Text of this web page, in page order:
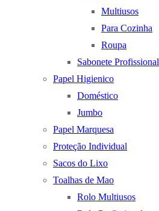
Multiusos
Para Cozinha
Roupa
Sabonete Profissional
Papel Higienico
Doméstico
Jumbo
Papel Marquesa
Proteção Individual
Sacos do Lixo
Toalhas de Mao
Rolo Multiusos